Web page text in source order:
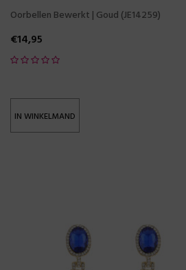
Oorbellen Bewerkt | Goud (JE14259)
€14,95
IN WINKELMAND